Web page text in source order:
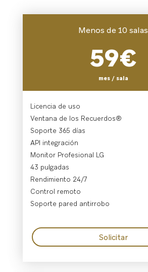
Menos de 10 salas
59€
mes / sala
Licencia de uso
Ventana de los Recuerdos®
Soporte 365 días
API integración
Monitor Profesional LG
43 pulgadas
Rendimiento 24/7
Control remoto
Soporte pared antirrobo
Solicitar